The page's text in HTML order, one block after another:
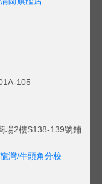
105
場2樓S138-139號鋪
灣/牛頭角分校